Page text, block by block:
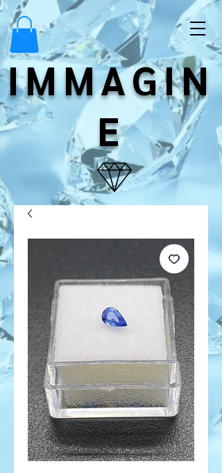
IMMAGIN
E